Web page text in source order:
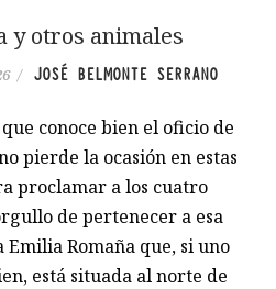
y otros animales
/ JOSÉ BELMONTE SERRANO
conoce bien el oficio de
pierde la ocasión en estas
proclamar a los cuatro
de pertenecer a esa
Romaña que, si uno
está situada al norte de